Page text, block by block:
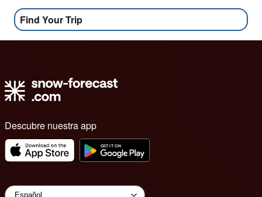
Find Your Trip
Descubre nuestra app